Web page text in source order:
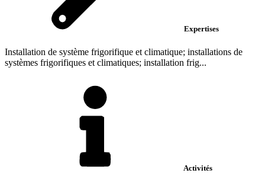
Expertises
Installation de système frigorifique et climatique; installations de
systèmes frigorifiques et climatiques; installation frig...
Activités